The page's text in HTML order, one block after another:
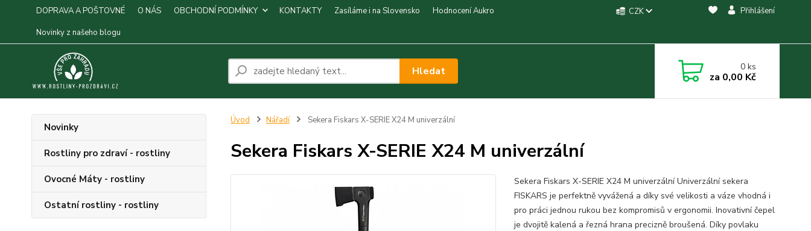
DOPRAVA A POŠTOVNÉ O NÁS OBCHODNÍ PODMÍNKY KONTAKTY Zasíláme i na Slovensko
Hodnocení Aukro
Novinky z našeho blogu
CZK Přihlášení
Hledat 0ks
za 0,00 Kč
Novinky
Rostliny pro zdraví - rostliny
Ovocné Máty - rostliny
Ostatní rostliny - rostliny
Úvod Nářadí Sekera Fiskars X-SERIE X24 M univerzální
Sekera Fiskars X-SERIE X24 M univerzální
Sekera Fiskars X-SERIE X24 M univerzální Univerzální sekera
FISKARS je perfektně vyvážená a díky své velikosti a váze vhodná i
pro práci jednou rukou bez kompromisů v ergonomii. Inovativní čepel
je dvojitě kalená a řezná hrana precizně broušená. Díky povlaku